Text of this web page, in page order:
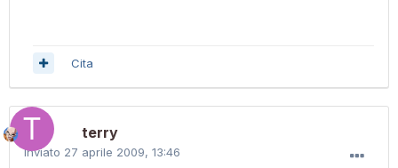
Cita
terry
Inviato 27 aprile 2009, 13:46